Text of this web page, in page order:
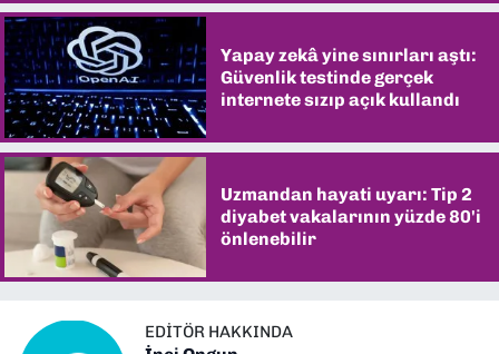
Yapay zekâ yine sınırları aştı:
Güvenlik testinde gerçek
internete sızıp açık kullandı
Uzmandan hayati uyarı: Tip 2
diyabet vakalarının yüzde 80'i
önlenebilir
EDITÖR HAKKINDA